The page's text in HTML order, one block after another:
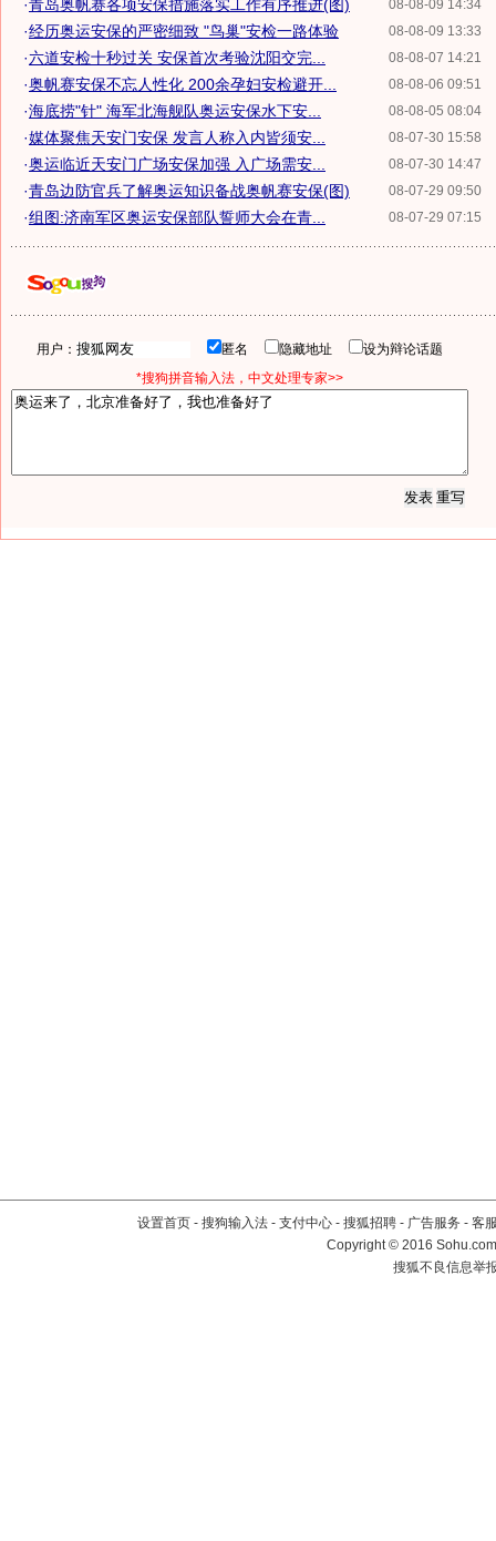
08-08-09 14:34
·青岛奥帆赛各项安保措施落实工作有序推进(图)
08-08-09 13:33
·经历奥运安保的严密细致 "鸟巢"安检一路体验
08-08-07 14:21
·六道安检十秒过关 安保首次考验沈阳交完...
08-08-06 09:51
·奥帆赛安保不忘人性化 200余孕妇安检避开...
08-08-05 08:04
·海底捞"针" 海军北海舰队奥运安保水下安...
08-07-30 15:58
·媒体聚焦天安门安保 发言人称入内皆须安...
08-07-30 14:47
·奥运临近天安门广场安保加强 入广场需安...
08-07-29 09:50
·青岛边防官兵了解奥运知识备战奥帆赛安保(图)
08-07-29 07:15
·组图:济南军区奥运安保部队誓师大会在青...
用户： 匿名 隐藏地址
设为辩论话题
*搜狗拼音输入法，中文处理专家>>
设置首页 - 搜狗输入法 - 支付中心 - 搜狐招聘 - 广告服务 - 客
Copyright©2016
搜狐不良信息举